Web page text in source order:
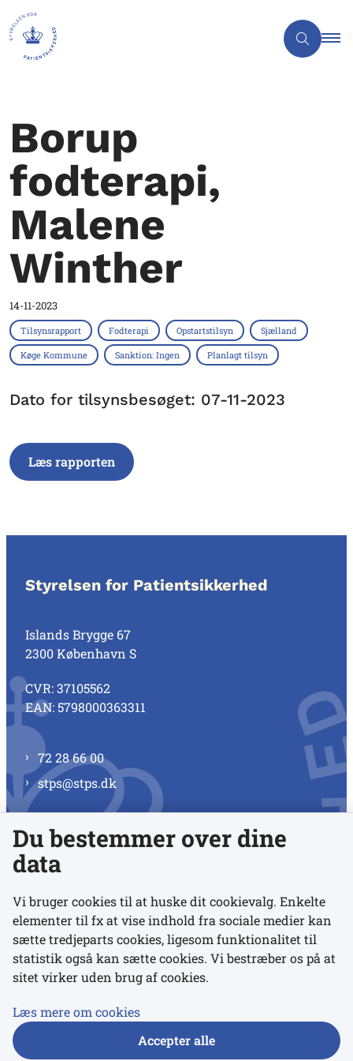
Borup
fodterapi,
Malene
Winther
14-11-2023
Tilsynsrapport Fodterapi Opstartstilsyn Sjælland
Køge Kommune Sanktion: Ingen Planlagt tilsyn
Dato for tilsynsbesøget: 07-11-2023
Læs rapporten
Styrelsen for Patientsikkerhed
Islands Brygge 67
2300 København S
CVR: 37105562
EAN: 5798000363311
72 28 66 00
stps@stps.dk
Se alle kontaktnumre
Links
Udgivelser
Du bestemmer over dine
data
Vi bruger cookies til at huske dit cookievalg. Enkelte
elementer til fx at vise indhold fra sociale medier kan
sætte tredjeparts cookies, ligesom funktionalitet til
statistik også kan sætte cookies. Vi bestræber os på at
sitet virker uden brug af cookies.
Læs mere om cookies
Accepter alle